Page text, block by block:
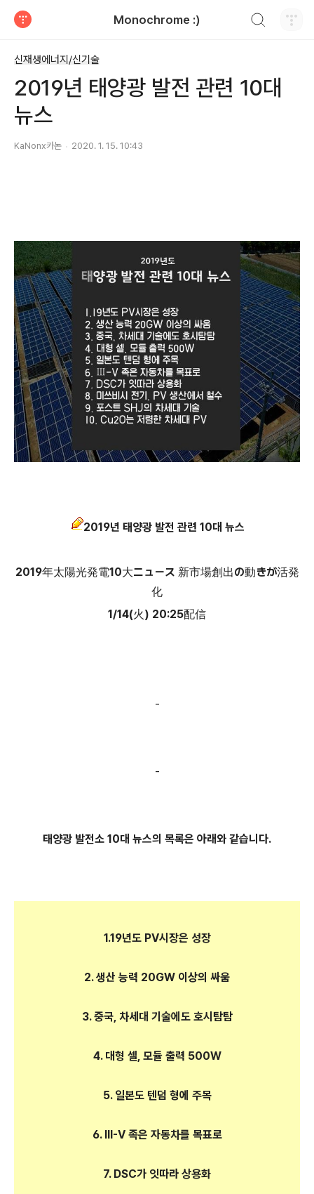
Monochrome :)
신재생에너지/신기술
2019년 태양광 발전 관련 10대
뉴스
KaNonx카논 2020. 1. 15. 10:43
2019년 태양광 발전 관련 10대 뉴스
2019年太陽光発電10大ニュース 新市場創出の動きが活発
化
1/14(火) 20:25配信
-
-
태양광 발전소 10대 뉴스의 목록은 아래와 같습니다.
1.19년도 PV시장은 성장
2. 생산 능력 20GW 이상의 싸움
3. 중국, 차세대 기술에도 호시탐탐
4. 대형 셀, 모듈 출력 500W
5. 일본도 텐덤 형에 주목
6. Ⅲ-V 족은 자동차를 목표로
7. DSC가 잇따라 상용화